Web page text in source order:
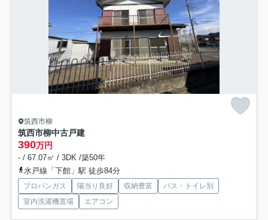
筑西市柳
筑西市柳中古戸建
390万円
- / 67.07㎡ / 3DK /築50年
水戸線「下館」駅 徒歩84分
プロパンガス 陽当り良好 収納豊富
バス・トイレ別
室内洗濯機置場
エアコン